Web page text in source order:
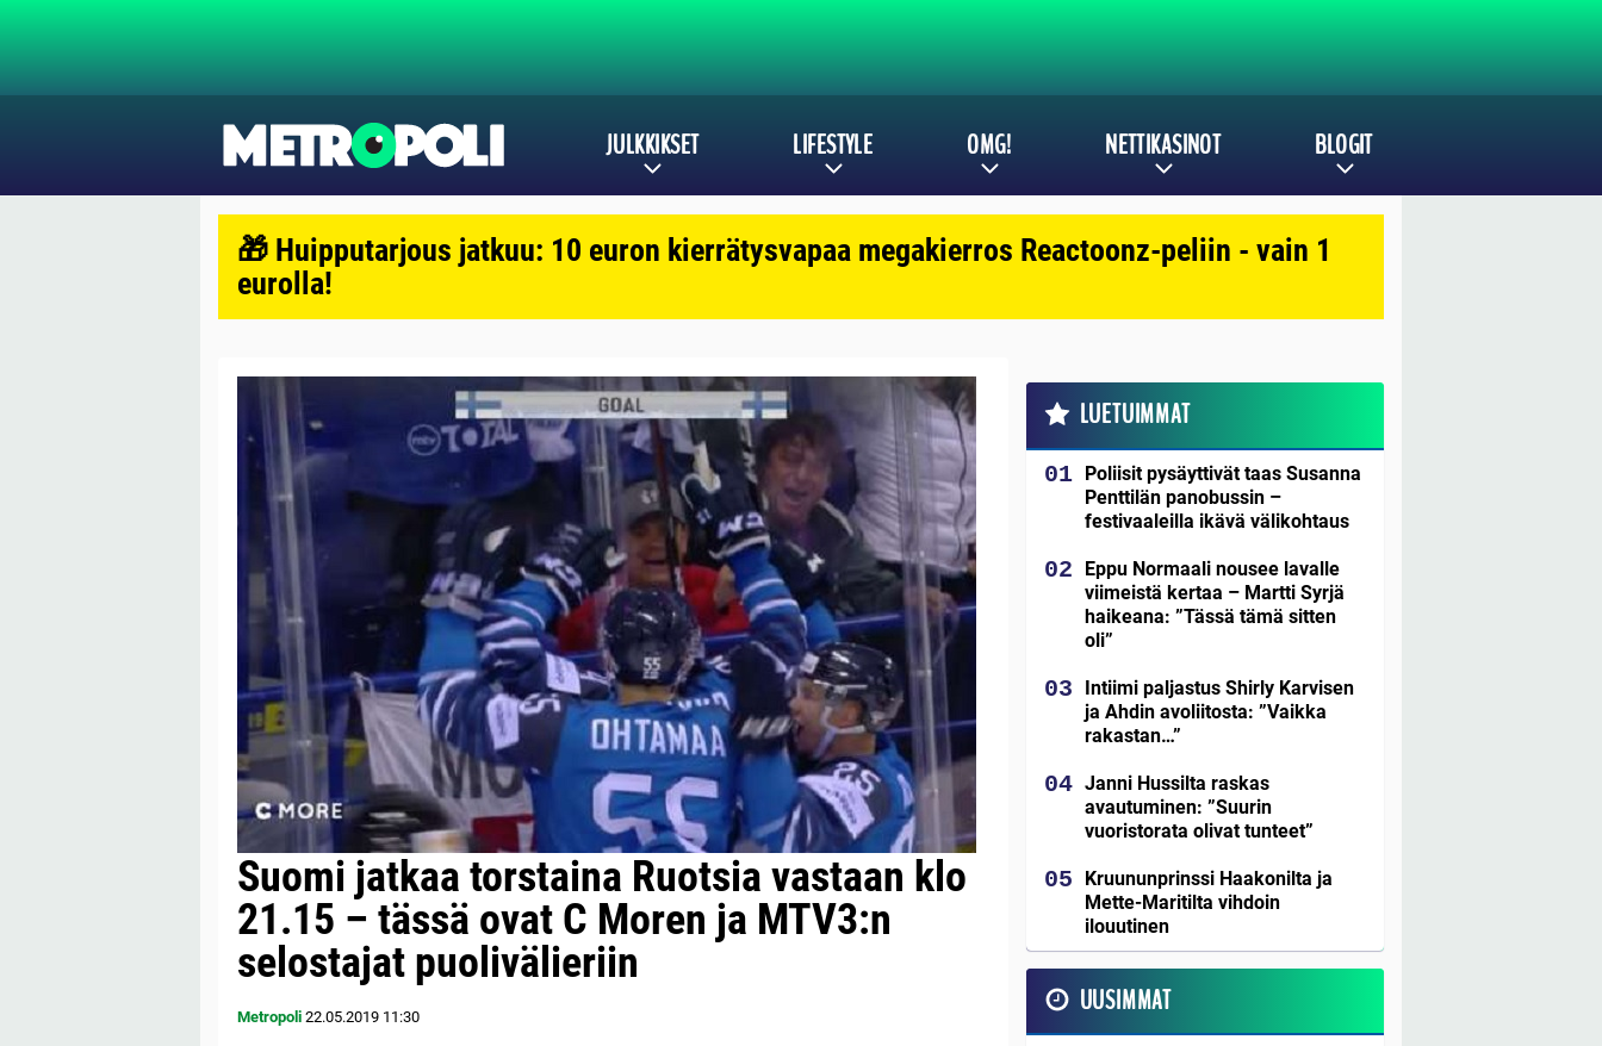
JULKKIKSET LIFESTYLE OMG! NETTIKASINOT BLOGIT
🎁 Huipputarjous jatkuu: 10 euron kierrätysvapaa megakierros Reactoonz-peliin - vain 1
eurolla!
Suomi jatkaa torstaina Ruotsia vastaan klo
21.15 – tässä ovat C Moren ja MTV3:n
selostajat puolivälieriin
Metropoli 22.05.2019 11:30
LUETUIMMAT
Poliisit pysäyttivät taas Susanna
Penttilän panobussin –
festivaaleilla ikävä välikohtaus
Eppu Normaali nousee lavalle
viimeistä kertaa – Martti Syrjä
haikeana: ”Tässä tämä sitten
oli”
Intiimi paljastus Shirly Karvisen
ja Ahdin avoliitosta: ”Vaikka
rakastan…”
Janni Hussilta raskas
avautuminen: ”Suurin
vuoristorata olivat tunteet”
Kruununprinssi Haakonilta ja
Mette-Maritilta vihdoin
ilouutinen
UUSIMMAT